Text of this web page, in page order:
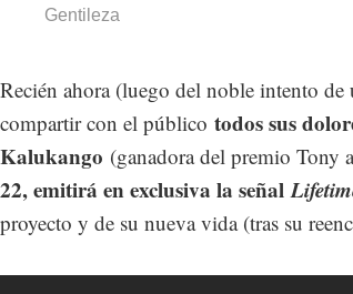
Gentileza
Recién ahora (luego del noble intento
compartir con el público todos sus
Kalukango (ganadora del premio Tony
22, emitirá en exclusiva la señal
proyecto y de su nueva vida (tras su